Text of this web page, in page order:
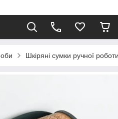
Шкіряні сумки ручної